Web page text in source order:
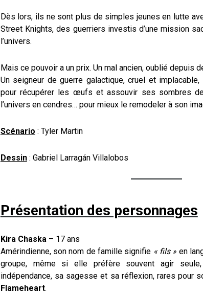
Dès lors, ils ne sont plus de simples jeunes en lutte
Street Knights, des guerriers investis d’une mission
l’univers.
Mais ce pouvoir a un prix. Un mal ancien, oublié depuis
Un seigneur de guerre galactique, cruel et
pour récupérer les œufs et assouvir ses sombres
l’univers en cendres… pour mieux le remodeler à son
Scénario : Tyler Martin
Dessin: Gabriel Larragán Villalobos
Présentation des personnages
Kira Chaska– 17 ans
Amérindienne, son nom de famille signifie « fils » en
groupe, même si elle préfère souvent agir
indépendance, sa sagesse et sa réflexion, rares pour
Flameheart.